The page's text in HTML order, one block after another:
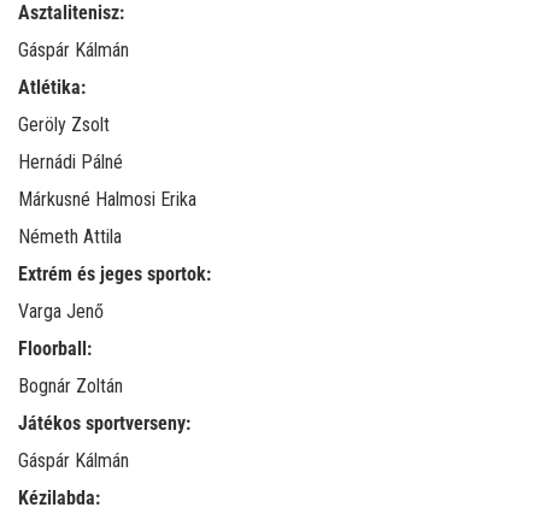
Asztalitenisz:
Gáspár Kálmán
Atlétika:
Geröly Zsolt
Hernádi Pálné
Márkusné Halmosi Erika
Németh Attila
Extrém és jeges sportok:
Varga Jenő
Floorball:
Bognár Zoltán
Játékos sportverseny:
Gáspár Kálmán
Kézilabda: